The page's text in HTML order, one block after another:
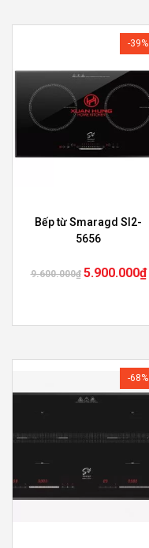
-39%
Bếp từ Smaragd SI2-
5656
9.600.000₫ 5.900.000₫
-68%